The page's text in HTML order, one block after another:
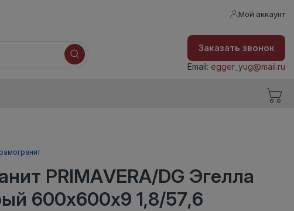
Мой аккаунт
Заказать звонок
Email: egger_yug@mail.ru
PRIMAVERA/DG Эгелла
600х600х9 1,8/57,6